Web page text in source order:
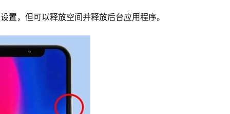
置，但可以释放空间并释放后台应用程序。